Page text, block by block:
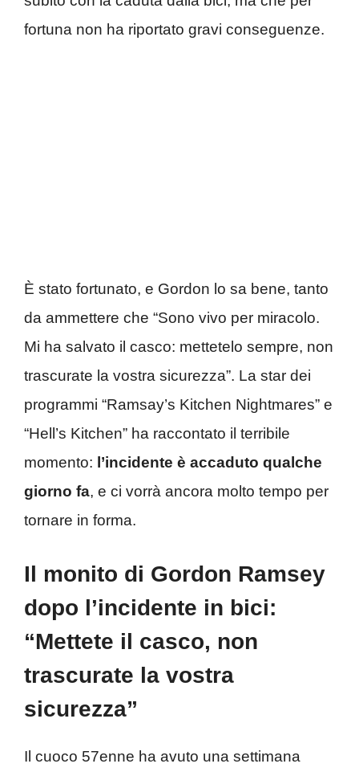
fortuna non ha riportato gravi conseguenze.
È stato fortunato, e Gordon lo sa bene, tanto
da ammettere che “Sono vivo per miracolo.
Mi ha salvato il casco: mettetelo sempre, non
trascurate la vostra sicurezza”. La star dei
programmi “Ramsay’s Kitchen Nightmares” e
“Hell’s Kitchen” ha raccontato il terribile
momento: l’incidente è accaduto qualche
giorno fa, e ci vorrà ancora molto tempo per
tornare in forma.
Il monito di Gordon Ramsey
dopo l’incidente in bici:
“Mettete il casco, non
trascurate la vostra
sicurezza”
Il cuoco 57enne ha avuto una settimana